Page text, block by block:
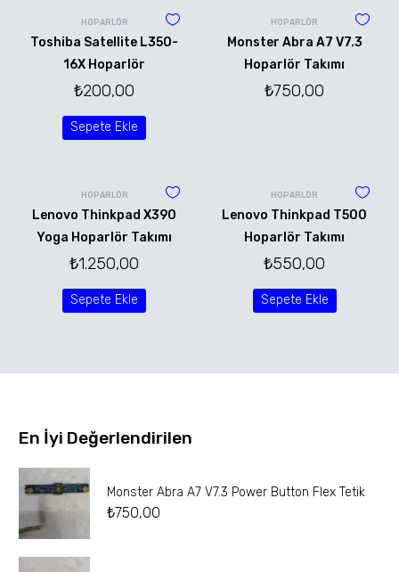
HOPARLÖR
Toshiba Satellite L350-
16X Hoparlör
₺200,00
Sepete Ekle
HOPARLÖR
Monster Abra A7 V7.3
Hoparlör Takımı
₺750,00
HOPARLÖR
Lenovo Thinkpad X390
Yoga Hoparlör Takımı
₺1.250,00
Sepete Ekle
HOPARLÖR
Lenovo Thinkpad T500
Hoparlör Takımı
₺550,00
Sepete Ekle
En İyi Değerlendirilen
Monster Abra A7 V7.3 Power Button Flex Tetik
₺750,00